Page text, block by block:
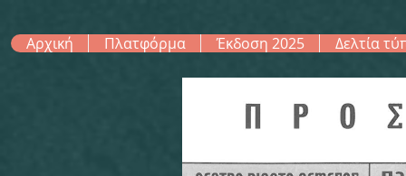
Αρχική Πλατφόρμα Έκδοση 2025 Δελτία